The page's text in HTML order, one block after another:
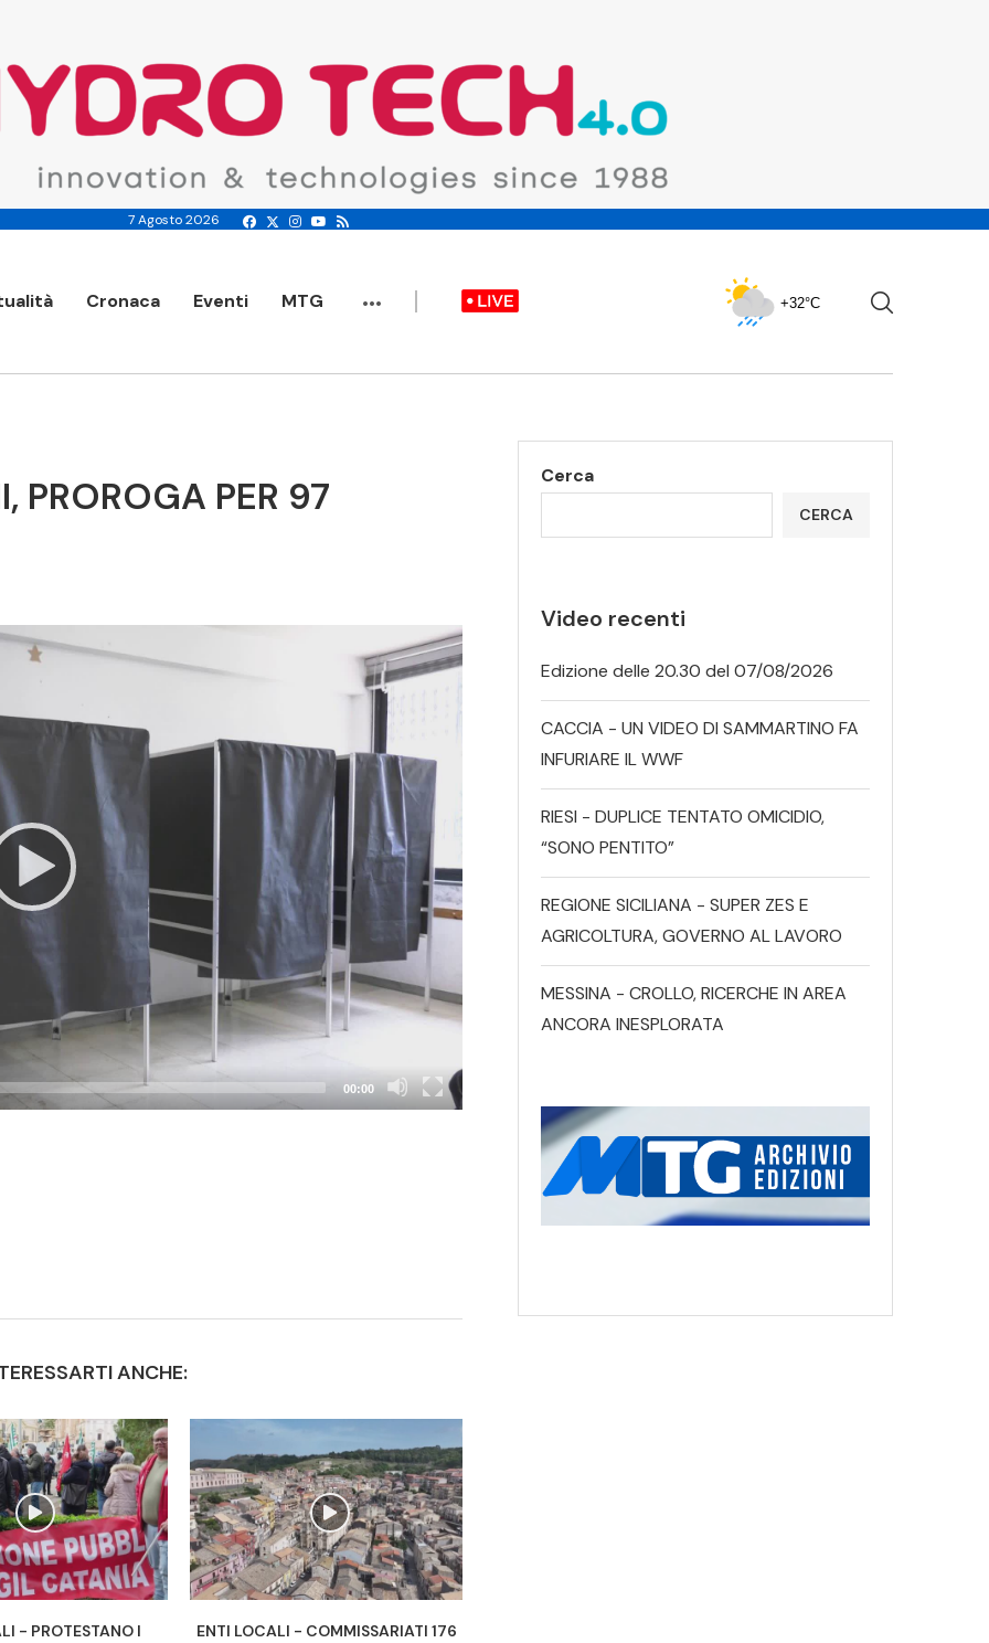
7 Agosto 2026
Cronaca Eventi MTG ... +32°C
PROROGA PER 97
Video
Player
00:00
ANCHE:
- PROTESTANO I
ENTI LOCALI - COMMISSARIATI 176
Cerca
CERCA
Video recenti
Edizione delle 20.30 del 07/08/2026
CACCIA - UN VIDEO DI SAMMARTINO FA
INFURIARE IL WWF
RIESI - DUPLICE TENTATO OMICIDIO,
“SONO PENTITO”
REGIONE SICILIANA - SUPER ZES E
AGRICOLTURA, GOVERNO AL LAVORO
MESSINA - CROLLO, RICERCHE IN AREA
ANCORA INESPLORATA